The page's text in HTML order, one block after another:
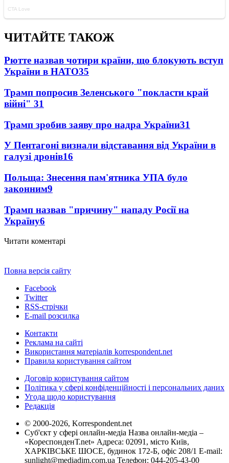
ЧИТАЙТЕ ТАКОЖ
Рютте назвав чотири країни, що блокують вступ
України в НАТО35
Трамп попросив Зеленського "покласти край
війні" 31
Трамп зробив заяву про надра України31
У Пентагоні визнали відставання від України в
галузі дронів16
Польща: Знесення пам'ятника УПА було
законним9
Трамп назвав "причину" нападу Росії на
Україну6
Читати коментарі
Повна версія сайту
Facebook
Twitter
RSS-стрічки
E-mail розсилка
Контакти
Реклама на сайті
Використання матеріалів korrespondent.net
Правила користування сайтом
Договір користування сайтом
Політика у сфері конфіденційності і персональних даних
Угода щодо користування
Редакція
© 2000-2026, Korrespondent.net
Суб'єкт у сфері онлайн-медіа Назва онлайн-медіа –
«КореспонденТ.net» Адреса: 02091, місто Київ,
ХАРКІВСЬКЕ ШОСЕ, будинок 172-Б, офіс 208/1 E-mail:
sunlight@mediadim.com.ua Телефон: 044-205-43-00